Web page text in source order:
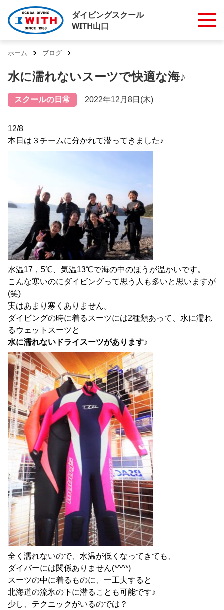
ダイビングスクール
WITH山口
ホーム ブログ
水に濡れないスーツで快適な海♪
スクールの日常 2022年12月8日(木)
12/8
本日は３チームに分かれて潜ってきました♪
水温17，5℃、気温13℃で海の中のほうが温かいです。
こんな寒いのにダイビングって思う人も多いと思いますが
(笑)
実はあまり寒くありません。
ダイビングの時に着るスーツには2種類あって、水に濡れ
るウェットスーツと
水に濡れないドライスーツがあります♪
全く濡れないので、水温が低くなってきても、
ダイバーには関係ありません(*^^*)
スーツの中に着るものに、一工夫すると
北海道の流氷の下に潜ることも可能です♪
少し、テクニックがいるのでは？